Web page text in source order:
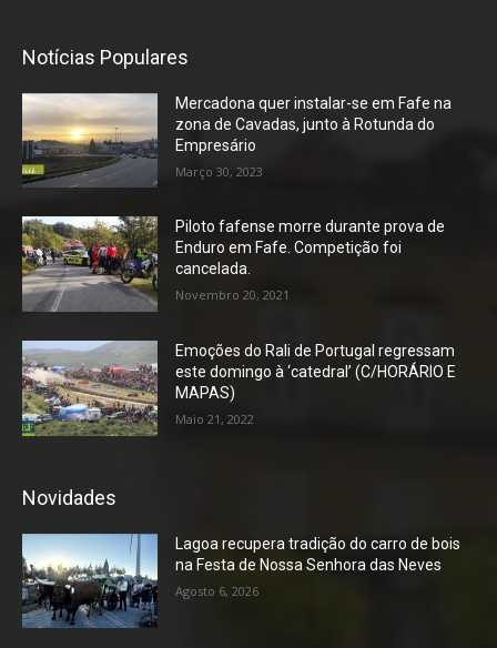
Notícias Populares
Mercadona quer instalar-se em Fafe na
zona de Cavadas, junto à Rotunda do
Empresário
Março 30, 2023
Piloto fafense morre durante prova de
Enduro em Fafe. Competição foi
cancelada.
Novembro 20, 2021
Emoções do Rali de Portugal regressam
este domingo à ‘catedral’ (C/HORÁRIO E
MAPAS)
Maio 21, 2022
Novidades
Lagoa recupera tradição do carro de bois
na Festa de Nossa Senhora das Neves
Agosto 6, 2026